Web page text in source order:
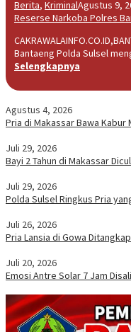
Berita, KriminalAgustus 9,
Reserse Narkoba Polres
Bantaeng Polda Sulsel
Selengkapnya
Agustus 4, 2026
Pria di Makassar Bawa
Juli 29, 2026
Bayi 2 Tahun di Makassar
Juli 29, 2026
Polda Sulsel Ringkus Pria
Juli 26, 2026
Pria Lansia di Gowa
Juli 20, 2026
Emosi Antre Solar 7 Jam